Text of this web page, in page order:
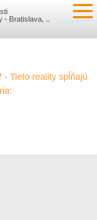
- Bratislava, ..
- Tieto reality spĺňajú